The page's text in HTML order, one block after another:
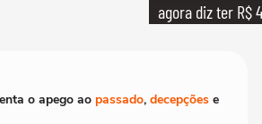
agora diz ter R$
o apego ao passado, decepções e